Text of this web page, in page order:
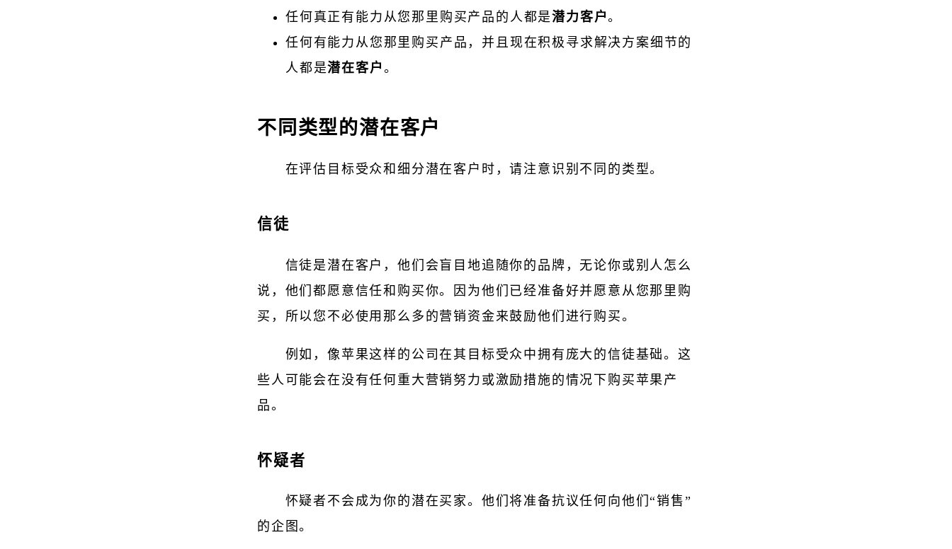
任何真正有能力从您那里购买产品的人都是潜力客户。
任何有能力从您那里购买产品，并且现在积极寻求解决方案细节的
人都是潜在客户 。
不同类型的潜在客户
在评估目标受众和细分潜在客户时，请注意识别不同的类型。
信徒
信徒是潜在客户，他们会盲目地追随你的品牌，无论你或别人怎么
说，他们都愿意信任和购买你。因为他们已经准备好并愿意从您那里购
买，所以您不必使用那么多的营销资金来鼓励他们进行购买。
例如，像苹果这样的公司在其目标受众中拥有庞大的信徒基础。这
些人可能会在没有任何重大营销努力或激励措施的情况下购买苹果产
品。
怀疑者
怀疑者不会成为你的潜在买家。他们将准备抗议任何向他们“销售”
的企图。